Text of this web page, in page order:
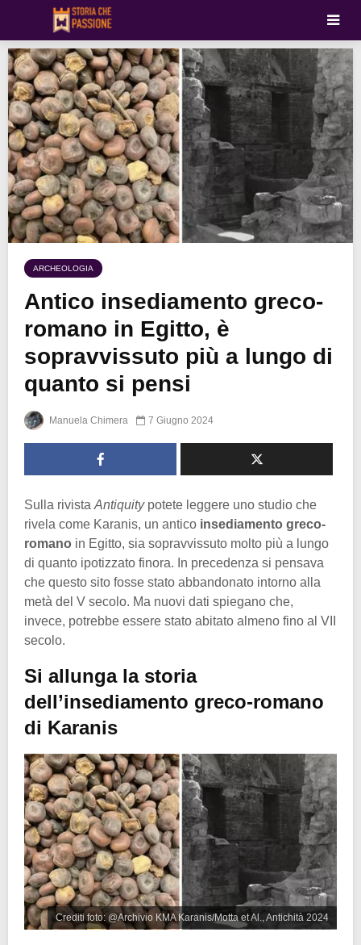
ARCHEOLOGIA
Antico insediamento greco-
romano in Egitto, è
sopravvissuto più a lungo di
quanto si pensi
Manuela Chimera 7 Giugno 2024
Sulla rivista Antiquity potete leggere uno studio che
rivela come Karanis, un antico insediamento greco-
romano in Egitto, sia sopravvissuto molto più a lungo
di quanto ipotizzato finora. In precedenza si pensava
che questo sito fosse stato abbandonato intorno alla
metà del V secolo. Ma nuovi dati spiegano che,
invece, potrebbe essere stato abitato almeno fino al VII
secolo.
Si allunga la storia
dell’insediamento greco-romano
di Karanis
Crediti foto: @Archivio KMA Karanis/Motta et Al., Antichità 2024